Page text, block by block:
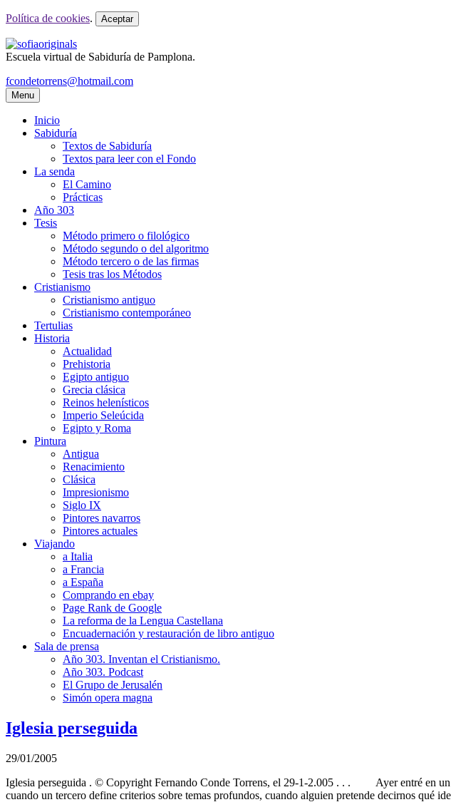
Política de cookies. Aceptar
Escuela virtual de Sabiduría de Pamplona.
fcondetorrens@hotmail.com
Menu
Inicio
Sabiduría
Textos de Sabiduría
Textos para leer con el Fondo
La senda
El Camino
Prácticas
Año 303
Tesis
Método primero o filológico
Método segundo o del algoritmo
Método tercero o de las firmas
Tesis tras los Métodos
Cristianismo
Cristianismo antiguo
Cristianismo contemporáneo
Tertulias
Historia
Actualidad
Prehistoria
Egipto antiguo
Grecia clásica
Reinos helenísticos
Imperio Seleúcida
Egipto y Roma
Pintura
Antigua
Renacimiento
Clásica
Impresionismo
Siglo IX
Pintores navarros
Pintores actuales
Viajando
a Italia
a Francia
a España
Comprando en ebay
Page Rank de Google
La reforma de la Lengua Castellana
Encuadernación y restauración de libro antiguo
Sala de prensa
Año 303. Inventan el Cristianismo.
Año 303. Podcast
El Grupo de Jerusalén
Simón opera magna
Iglesia perseguida
29/01/2005
Iglesia perseguida . © Copyright Fernando Conde Torrens, el 29-1-2.005 . . . Ayer entré en un
cuando un tercero define criterios sobre temas profundos, cuando alguien pretende decirnos qué